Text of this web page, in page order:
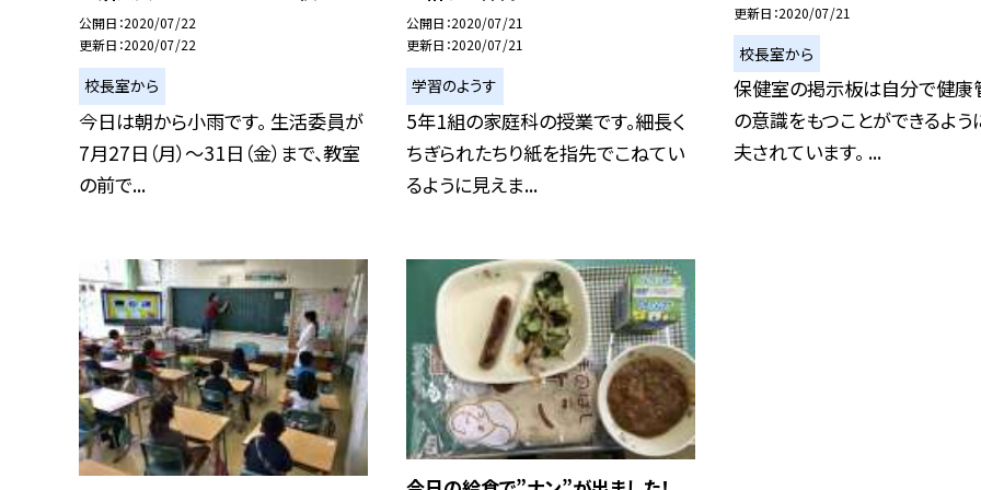
公開日 2020/07/22
更新日 2020/07/22
校長室から
今日は朝から小雨です。 生活委員が
7月27日（月）〜31日（金）まで、教室
の前で...
公開日 2020/07/21
更新日 2020/07/21
学習のようす
5年1組の家庭科の授業です。細長く
ちぎられたちり紙を指先でこねてい
るように見えま...
更新日 2020/07/21
校長室から
保健室の掲示板は自分で健康
の意識をもつことができるよう
夫されています。 ...